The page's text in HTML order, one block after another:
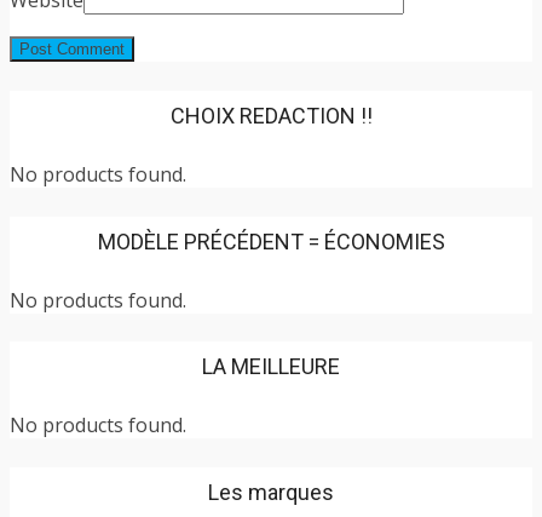
CHOIX REDACTION !!
No products found.
MODÈLE PRÉCÉDENT = ÉCONOMIES
No products found.
LA MEILLEURE
No products found.
Les marques